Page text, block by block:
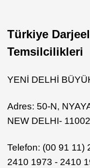
Türkiye
Temsilcilikleri
YENİ DELHİ
Adres: 50-N,
NEW DELHI-
Telefon: (00 91 11)
2410 1973 - 2410